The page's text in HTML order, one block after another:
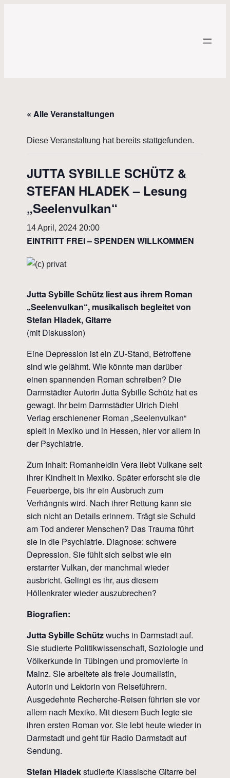
« Alle Veranstaltungen
Diese Veranstaltung hat bereits stattgefunden.
JUTTA SYBILLE SCHÜTZ &
STEFAN HLADEK – Lesung
„Seelenvulkan“
14 April, 2024 20:00
EINTRITT FREI – SPENDEN WILLKOMMEN
Jutta Sybille Schütz liest aus ihrem Roman
„Seelenvulkan“, musikalisch begleitet von
Stefan Hladek, Gitarre
(mit Diskussion)
Eine Depression ist ein ZU-Stand, Betroffene
sind wie gelähmt. Wie könnte man darüber
einen spannenden Roman schreiben? Die
Darmstädter Autorin Jutta Sybille Schütz hat es
gewagt. Ihr beim Darmstädter Ulrich Diehl
Verlag erschienener Roman „Seelenvulkan“
spielt in Mexiko und in Hessen, hier vor allem in
der Psychiatrie.
Zum Inhalt: Romanheldin Vera liebt Vulkane seit
ihrer Kindheit in Mexiko. Später erforscht sie die
Feuerberge, bis ihr ein Ausbruch zum
Verhängnis wird. Nach ihrer Rettung kann sie
sich nicht an Details erinnern. Trägt sie Schuld
am Tod anderer Menschen? Das Trauma führt
sie in die Psychiatrie. Diagnose: schwere
Depression. Sie fühlt sich selbst wie ein
erstarrter Vulkan, der manchmal wieder
ausbricht. Gelingt es ihr, aus diesem
Höllenkrater wieder auszubrechen?
Biografien:
Jutta Sybille Schützwuchs in Darmstadt auf.
Sie studierte Politikwissenschaft, Soziologie und
Völkerkunde in Tübingen und promovierte in
Mainz. Sie arbeitete als freie Journalistin,
Autorin und Lektorin von Reiseführern.
Ausgedehnte Recherche-Reisen führten sie vor
allem nach Mexiko. Mit diesem Buch legte sie
ihren ersten Roman vor. Sie lebt heute wieder in
Darmstadt und geht für Radio Darmstadt auf
Sendung.
Stefan Hladekstudierte Klassische Gitarre bei